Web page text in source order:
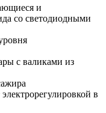
и
со светодиодными
с валиками из
в